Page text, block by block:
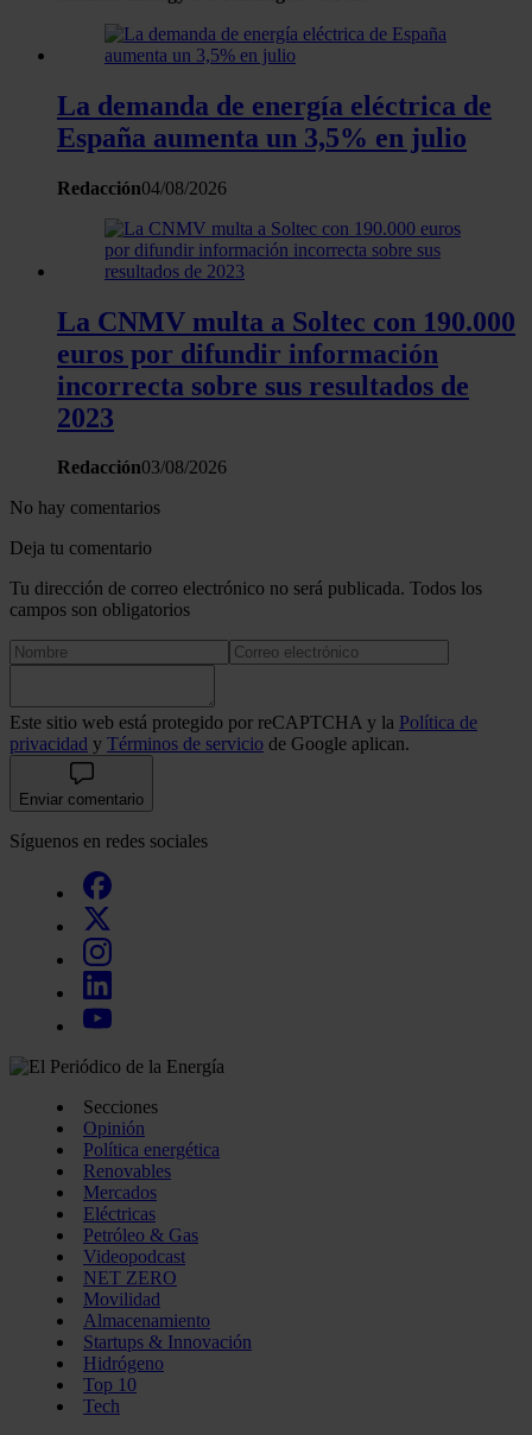
La demanda de energía eléctrica de
España aumenta un 3,5% en julio
Redacción04/08/2026
La CNMV multa a Soltec con 190.000
euros por difundir información
incorrecta sobre sus resultados de
2023
Redacción03/08/2026
No hay comentarios
Deja tu comentario
Tu dirección de correo electrónico no será publicada. Todos los
campos son obligatorios
Este sitio web está protegido por reCAPTCHA y la Política de
privacidad y Términos de servicio de Google aplican.
Enviar comentario
Síguenos en redes sociales
Secciones
Opinión
Política energética
Renovables
Mercados
Eléctricas
Petróleo & Gas
Videopodcast
NET ZERO
Movilidad
Almacenamiento
Startups & Innovación
Hidrógeno
Top 10
Tech